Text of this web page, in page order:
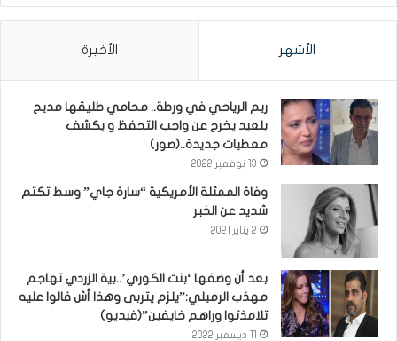
الأشهر الأخيرة
ريم الرياحي في ورطة.. محامي طليقها مديح
بلعيد يخرج عن واجب التحفظ و يكشف
معطيات جديدة..(صور)
13 نوفمبر 2022
وفاة الممثلة الأمريكية “سارة جاي” وسط تكتم
شديد عن الخبر
2 يناير 2021
بعد أن وصفها ‘بنت الكوري’..بية الزردي تهاجم
مهذب الرميلي:”يلزم يتربى وهذا أش قالوا عليه
تلامذتوا وراهم خايفين”(فيديو)